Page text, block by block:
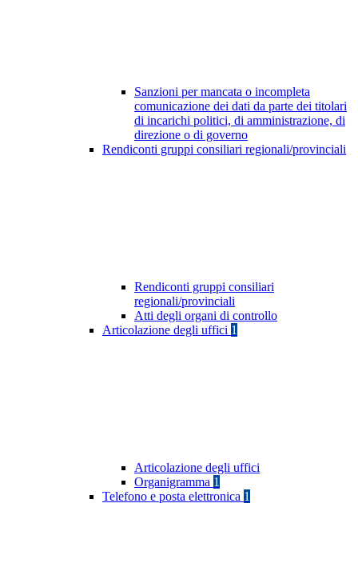
Sanzioni per mancata o incompleta
comunicazione dei dati da parte dei titolari
di incarichi politici, di amministrazione, di
direzione o di governo
Rendiconti gruppi consiliari regionali/provinciali
Rendiconti gruppi consiliari
regionali/provinciali
Atti degli organi di controllo
Articolazione degli uffici 1
Articolazione degli uffici
Organigramma 1
Telefono e posta elettronica 1